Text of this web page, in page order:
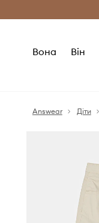
Вона Він
Answear Діти